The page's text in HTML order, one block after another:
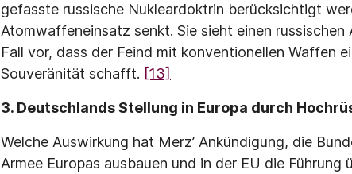
gefasste russische Nukleardoktrin berücksichtigt
Atomwaffeneinsatz senkt. Sie sieht einen
Fall vor, dass der Feind mit konventionellen Waffen
Souveränität schafft. [13]
3. Deutschlands Stellung in Europa durch
Welche Auswirkung hat Merz’ Ankündigung, die
Armee Europas ausbauen und in der EU die